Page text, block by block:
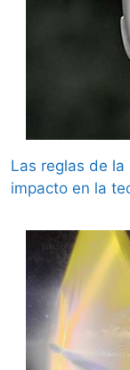
Las reglas de
impacto en la